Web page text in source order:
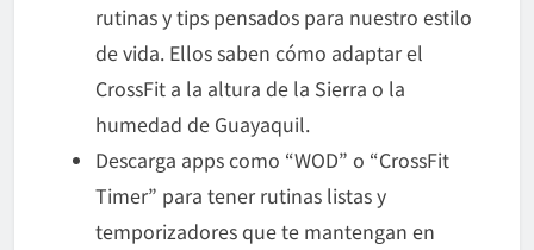
rutinas y tips pensados para nuestro estilo
de vida. Ellos saben cómo adaptar el
CrossFit a la altura de la Sierra o la
humedad de Guayaquil.
Descarga apps como “WOD” o “CrossFit
Timer” para tener rutinas listas y
temporizadores que te mantengan en